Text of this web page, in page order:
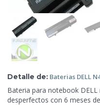
Detalle de: Baterias DELL
Bateria para notebook
desperfectos con 6 meses